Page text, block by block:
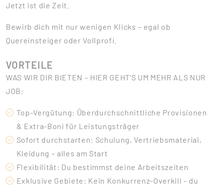
Jetzt ist die Zeit.
Bewirb dich mit nur wenigen Klicks – egal ob
Quereinsteiger oder Vollprofi.
VORTEILE
WAS WIR DIR BIETEN – HIER GEHT'S UM MEHR ALS NUR
JOB:
Top-Vergütung: Überdurchschnittliche Provisionen
& Extra-Boni für Leistungsträger
Sofort durchstarten: Schulung, Vertriebsmaterial,
Kleidung – alles am Start
Flexibilität: Du bestimmst deine Arbeitszeiten
Exklusive Gebiete: Kein Konkurrenz-Overkill – du